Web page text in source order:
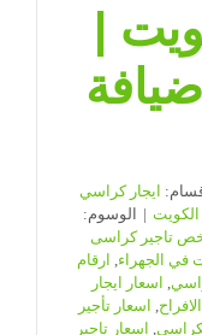
|
| ضيافة
ايجار كراسي
|
الوسوم:
تاجير كراسى
في الجهراء, ارقام
, اسعار ايجار
, اسعار تأجير
, اسعار تاجير